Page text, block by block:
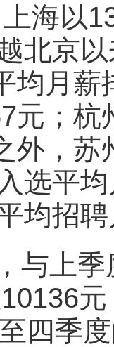
海以
北京
均月
元；
外，
选平
均招
与上
四季